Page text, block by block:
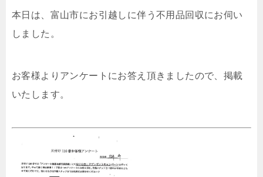
本日は、富山市にお引越しに伴う不用品回収にお伺い
しました。
お客様よりアンケートにお答え頂きましたので、掲載
いたします。